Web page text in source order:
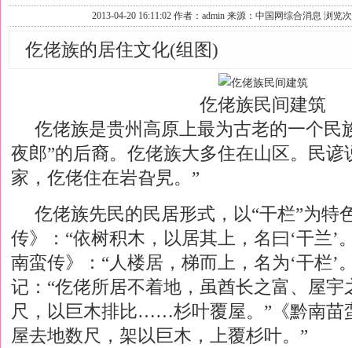
2013-04-20 16:11:02作者： admin来源：中国网综合消息 浏览
仡佬族的居住文化(组图)
仡佬族民间建筑
仡佬族是贵州高原上最为古老的一个民
夜郎”的后裔。仡佬族大多住在山区。民谚
家，仡佬住在岩旮旯。”
仡佬族先民的民居形式，以“干栏”为特
传》：“依树积木，以居其上，名曰‘干兰’
南蛮传》：“人楼居，梯而上，名为‘干栏’
记：“仡佬所居不着地，虽酋长之富、屋宇
尺，以巨木排比……杉叶覆屋。”《黔南苗
屋去地数尺，架以巨木，上覆杉叶。”